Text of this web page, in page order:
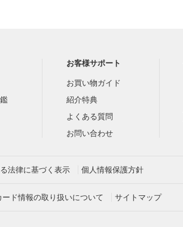
お客様サポート
お買い物ガイド
紹介特典
よくある質問
お問い合わせ
法律に基づく表示 個人情報保護方針
ード情報の取り扱いについて サイトマップ